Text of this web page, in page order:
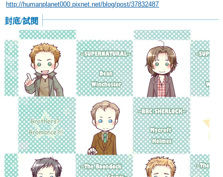
http://humanplanet000.pixnet.net/blog/post/37832487
封底/試閱